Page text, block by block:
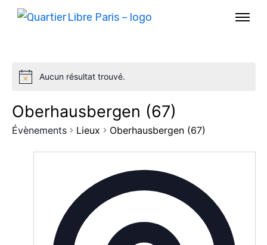
Aucun résultat trouvé.
Oberhausbergen (67)
Évènements Lieux Oberhausbergen (67)